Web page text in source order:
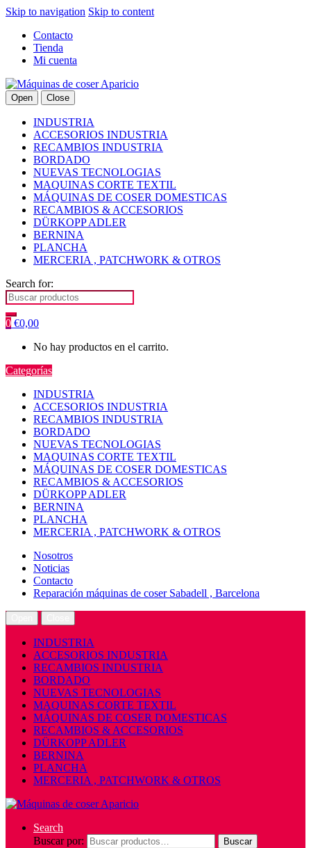
Skip to navigation Skip to content
Contacto
Tienda
Mi cuenta
Open Close
INDUSTRIA
ACCESORIOS INDUSTRIA
RECAMBIOS INDUSTRIA
BORDADO
NUEVAS TECNOLOGIAS
MAQUINAS CORTE TEXTIL
MÁQUINAS DE COSER DOMESTICAS
RECAMBIOS & ACCESORIOS
DÜRKOPP ADLER
BERNINA
PLANCHA
MERCERIA , PATCHWORK & OTROS
Search for:
0 €0,00
No hay productos en el carrito.
Categorías
INDUSTRIA
ACCESORIOS INDUSTRIA
RECAMBIOS INDUSTRIA
BORDADO
NUEVAS TECNOLOGIAS
MAQUINAS CORTE TEXTIL
MÁQUINAS DE COSER DOMESTICAS
RECAMBIOS & ACCESORIOS
DÜRKOPP ADLER
BERNINA
PLANCHA
MERCERIA , PATCHWORK & OTROS
Nosotros
Noticias
Contacto
Reparación máquinas de coser Sabadell , Barcelona
INDUSTRIA
ACCESORIOS INDUSTRIA
RECAMBIOS INDUSTRIA
BORDADO
NUEVAS TECNOLOGIAS
MAQUINAS CORTE TEXTIL
MÁQUINAS DE COSER DOMESTICAS
RECAMBIOS & ACCESORIOS
DÜRKOPP ADLER
BERNINA
PLANCHA
MERCERIA , PATCHWORK & OTROS
Search
Buscar por:
Buscar